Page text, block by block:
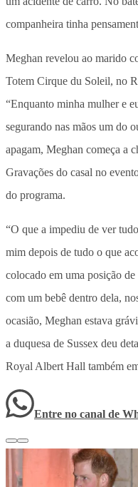
companheira tinha
Meghan revelou ao marido
Totem Cirque du Soleil, no
“Enquanto minha mulher e
segurando nas mãos um do
apagam, Meghan começa a
Gravações do casal no
do programa.
“O que a impediu de ver
mim depois de tudo o que
colocado em uma posição
com um bebê dentro dela,
ocasião, Meghan estava
a duquesa de Sussex deu
Royal Albert Hall também
Entre no canal de